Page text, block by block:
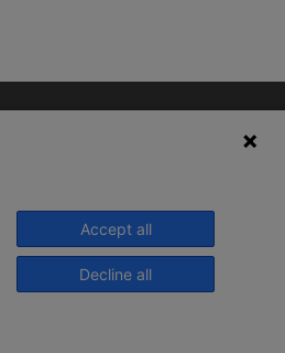
Todos os direitos
Accept all
Decline all